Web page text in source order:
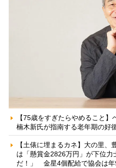
【75歳をすぎたらやめること
楠木新氏が指南する老年期の好
【土俵に埋まるカネ】大の里
は「懸賞金2826万円」が下位
だ！」 金星4個配給で協会は年